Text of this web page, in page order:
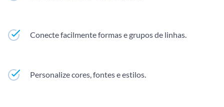
Conecte facilmente formas e grupos de linhas.
Personalize cores, fontes e estilos.